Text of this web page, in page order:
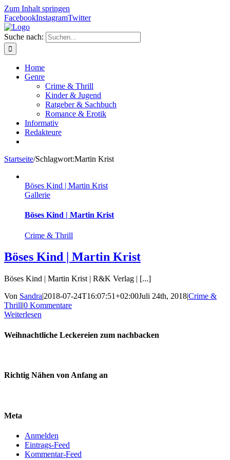
Zum Inhalt springen
FacebookInstagramTwitter
Suche nach:
Home
Genre
Crime & Thrill
Kinder & Jugend
Ratgeber & Sachbuch
Romance & Erotik
Informativ
Redakteure
Startseite/Schlagwort:Martin Krist
Böses Kind | Martin Krist
Gallerie
Böses Kind | Martin Krist
Crime & Thrill
Böses Kind | Martin Krist
Böses Kind | Martin Krist | R&K Verlag | [...]
Von Sandra|2018-07-24T16:07:51+02:00Juli 24th, 2018|Crime &
Thrill|0 Kommentare
Weiterlesen
Weihnachtliche Leckereien zum nachbacken
Richtig Nähen von Anfang an
Meta
Anmelden
Eintrags-Feed
Kommentar-Feed